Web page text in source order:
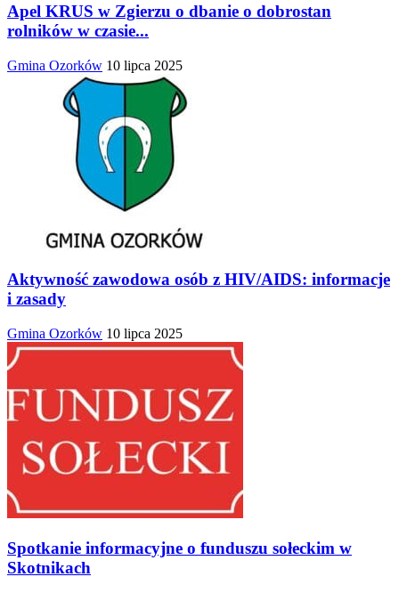
Apel KRUS w Zgierzu o dbanie o dobrostan
rolników w czasie...
Gmina Ozorków 10 lipca 2025
Aktywność zawodowa osób z HIV/AIDS: informacje
i zasady
Gmina Ozorków 10 lipca 2025
Spotkanie informacyjne o funduszu sołeckim w
Skotnikach